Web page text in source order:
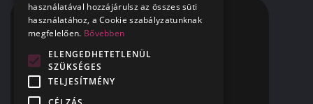
KAPCSOLAT
+36 1 424 9000
+1 313 655 7459
segitunk@42NET.hu
használatával hozzájárulsz az összes süti
használatához, a Cookie szabályzatunknak
megfelelően. Bővebben
ELENGEDHETETLENÜL
SZÜKSÉGES
TELJESÍTMÉNY